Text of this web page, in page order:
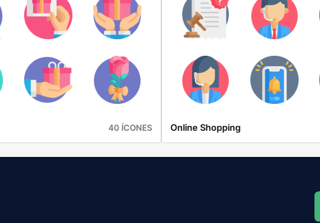
40 ÍCONES Online Shopping